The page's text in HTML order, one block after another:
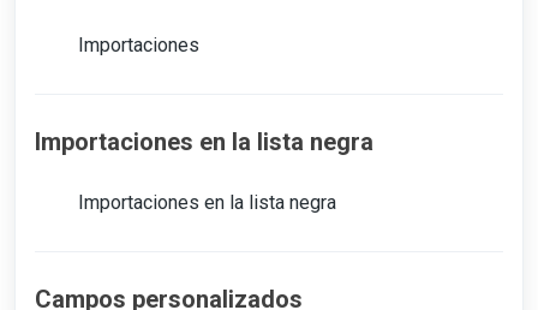
Importaciones
Importaciones en la lista negra
Importaciones en la lista negra
Campos personalizados